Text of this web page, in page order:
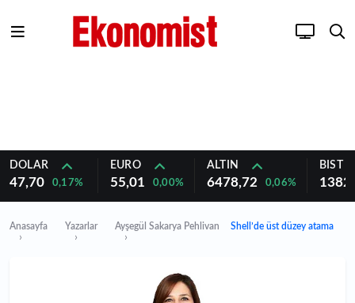
DOLAR
47,70 0,17%
EURO
55,01 0,00%
ALTIN
6478,72 0,06%
BIST
Anasayfa Yazarlar Ayşegül Sakarya Pehlivan Shell’de üst düzey atama